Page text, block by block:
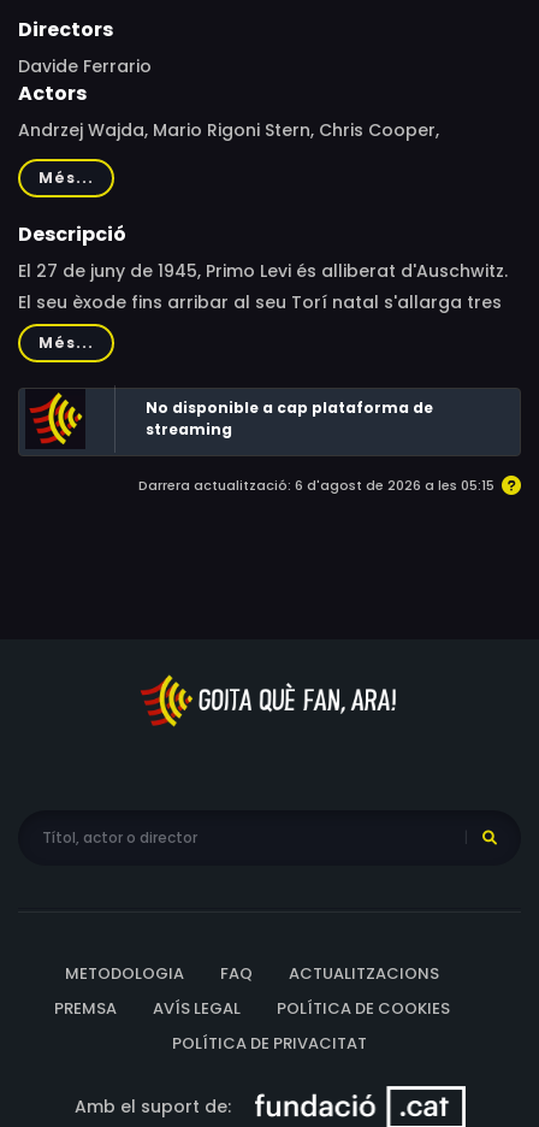
Directors
Davide Ferrario
Actors
Andrzej Wajda, Mario Rigoni Stern, Chris Cooper,
Umberto Orsini
Més...
Descripció
El 27 de juny de 1945, Primo Levi és alliberat d'Auschwitz.
El seu èxode fins arribar al seu Torí natal s'allarga tres
mesos durant els quals passa per Polònia, Ucraïna,
Romania, Hongria, Àustria i Alemanya. Arran d'aquest
periple escriu un llibre en el què relata les seves
vivències, trobades i observacions, titulat “La treva”.
Seixanta anys després, el director Davide Ferrario i el
guionista Marco Belpotili repeteixen el seu recorregut a
Més...
No disponible a cap plataforma de
streaming
Darrera actualització: 6 d'agost de 2026 a les 05:15
METODOLOGIA FAQ
ACTUALITZACIONS
PREMSA
AVÍS LEGAL
POLÍTICA DE COOKIES
POLÍTICA DE PRIVACITAT
Amb el suport de: